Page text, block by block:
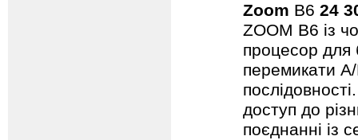
Zoom B6 24
ZOOM B6 із
процесор для
перемикати
доступ до
поєднанні із